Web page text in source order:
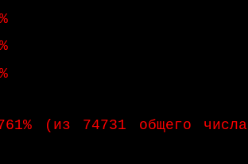
(из 74731 общего числа